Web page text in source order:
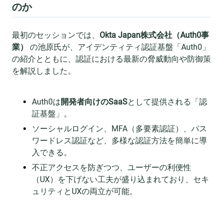
のか
最初のセッションでは、 Okta Japan株式会社（Auth0事
業）
の池原氏が、アイデンティティ認証基盤「Auth0」
の紹介とともに、認証における最新の脅威動向や防御策
を解説しました。
Auth0は開発者向けのSaaSとして提供される「認
証基盤」。
ソーシャルログイン、MFA（多要素認証）、パス
ワードレス認証など、多様な認証方法を簡単に導
入できる。
不正アクセスを防ぎつつ、ユーザーの利便性
（UX）を下げない工夫が盛り込まれており、セキ
ュリティとUXの両立が可能。